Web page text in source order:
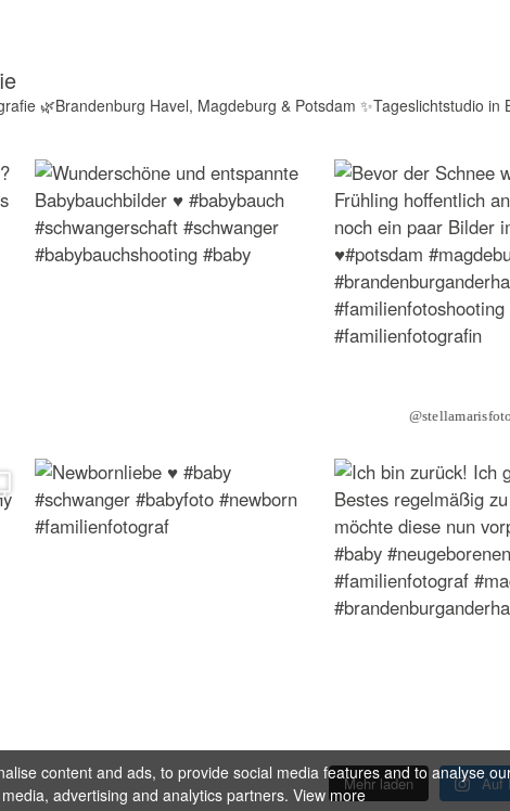
🌿Brandenburg Havel, Magdeburg & Potsdam ✨Tageslichtstudio in
Mehr laden Auf
content and ads, to provide social media features and to analyse
advertising and analytics partners. View more